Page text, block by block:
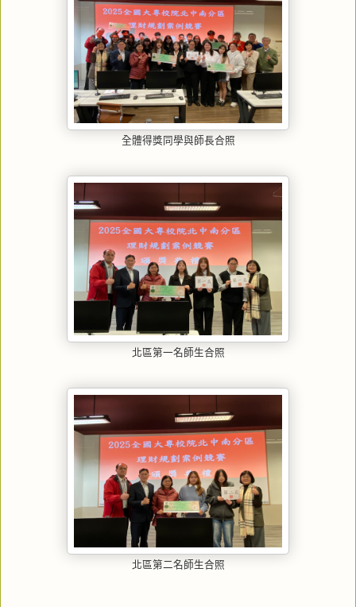
全體得獎同學與師長合照
北區第一名師生合照
北區第二名師生合照